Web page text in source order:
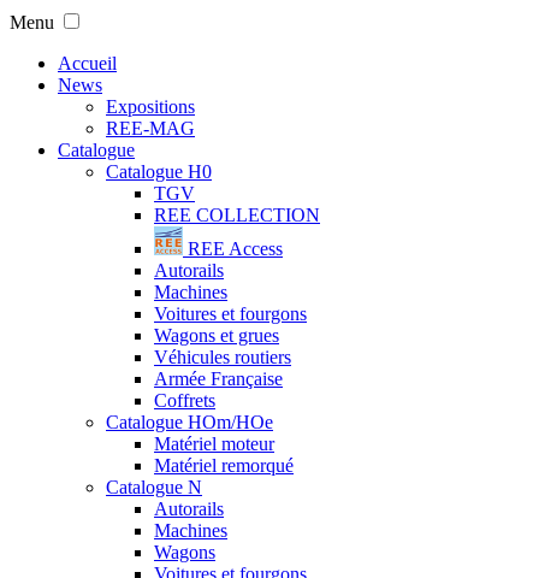
Menu
Accueil
News
Expositions
REE-MAG
Catalogue
Catalogue H0
TGV
REE COLLECTION
REE Access
Autorails
Machines
Voitures et fourgons
Wagons et grues
Véhicules routiers
Armée Française
Coffrets
Catalogue HOm/HOe
Matériel moteur
Matériel remorqué
Catalogue N
Autorails
Machines
Wagons
Voitures et fourgons